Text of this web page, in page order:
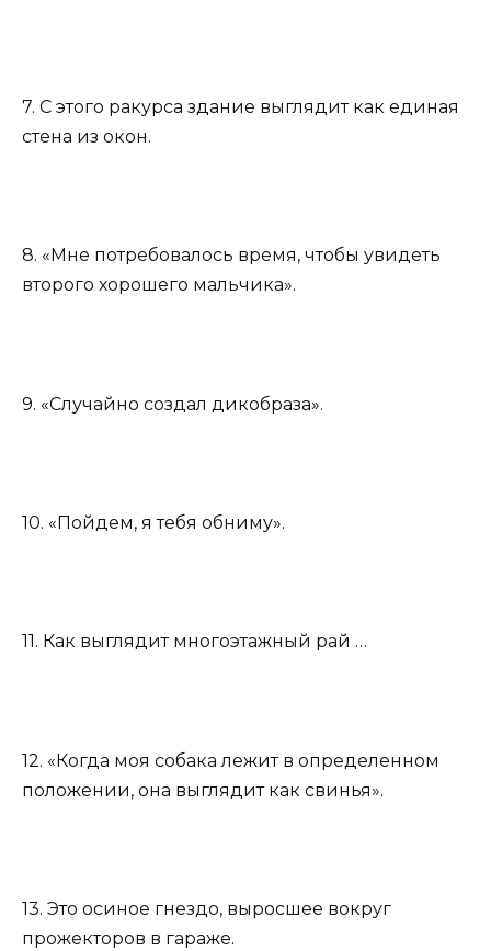
7. С этого ракурса здание выглядит как единая
стена из окон.
8. «Мне потребовалось время, чтобы увидеть
второго хорошего мальчика».
9. «Случайно создал дикобраза».
10. «Пойдем, я тебя обниму».
11. Как выглядит многоэтажный рай …
12. «Когда моя собака лежит в определенном
положении, она выглядит как свинья».
13. Это осиное гнездо, выросшее вокруг
прожекторов в гараже.